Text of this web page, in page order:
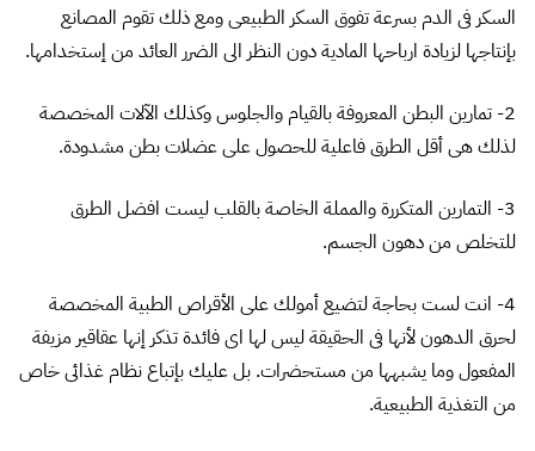
السكر فى الدم بسرعة تفوق السكر الطبيعى ومع ذلك تقوم المصانع
بإنتاجها لزيادة ارباحها المادية دون النظر الى الضرر العائد من إستخدامها.
2- تمارين البطن المعروفة بالقيام والجلوس وكذلك الآلات المخصصة
لذلك هى أقل الطرق فاعلية للحصول على عضلات بطن مشدودة.
3- التمارين المتكررة والمملة الخاصة بالقلب ليست افضل الطرق
للتخلص من دهون الجسم.
4- انت لست بحاجة لتضيع أمولك على الأقراص الطبية المخصصة
لحرق الدهون لأنها فى الحقيقة ليس لها اى فائدة تذكر إنها عقاقير مزيفة
المفعول وما يشبهها من مستحضرات. بل عليك بإتباع نظام غذائى خاص
من التغذية الطبيعية.